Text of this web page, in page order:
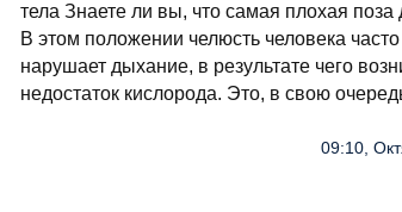
тела Знаете ли вы, что самая плохая
В этом положении челюсть человека
нарушает дыхание, в результате чего
недостаток кислорода. Это, в свою
09:10,